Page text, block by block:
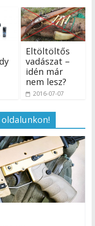
Eltöltöltős
vadászat –
idén már
nem lesz?
2016-07-07
oldalunkon!